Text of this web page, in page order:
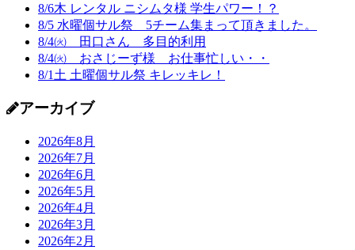
8/6木 レンタル ニシムタ様 学生パワー！？
8/5 水曜個サル祭 5チーム集まって頂きました。
8/4㈫ 田口さん 多目的利用
8/4㈫ おさじーず様 お仕事忙しい・・
8/1土 土曜個サル祭 キレッキレ！
アーカイブ
2026年8月
2026年7月
2026年6月
2026年5月
2026年4月
2026年3月
2026年2月